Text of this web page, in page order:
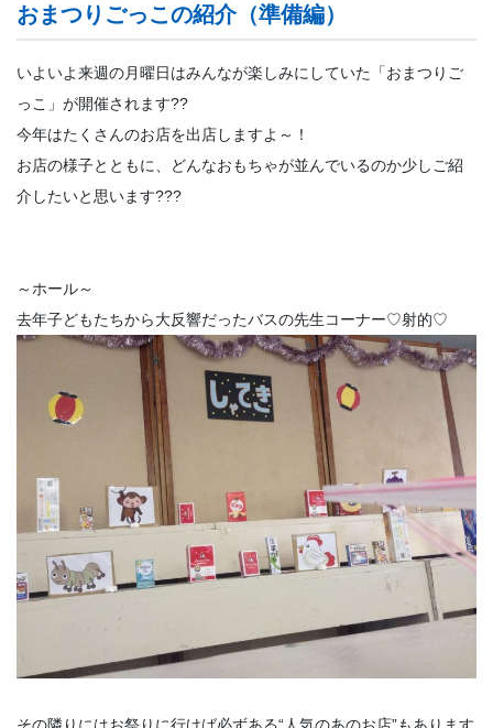
おまつりごっこの紹介（準備編）
いよいよ来週の月曜日はみんなが楽しみにしていた「おまつりご
っこ」が開催されます??
今年はたくさんのお店を出店しますよ～！
お店の様子とともに、どんなおもちゃが並んでいるのか少しご紹
介したいと思います???
～ホール～
去年子どもたちから大反響だったバスの先生コーナー♡射的♡